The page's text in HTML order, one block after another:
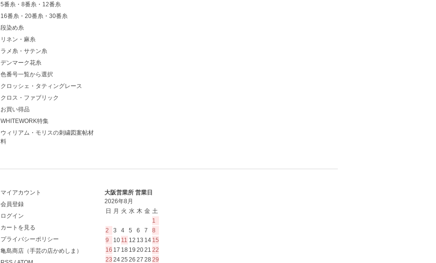
5番糸・8番糸・12番糸
16番糸・20番糸・30番糸
段染め糸
リネン・麻糸
ラメ糸・サテン糸
デンマーク花糸
色番号一覧から選択
クロッシェ・タティングレース
クロス・ファブリック
お買い得品
WHITEWORK特集
ウィリアム・モリスの刺繍図案帖材
料
マイアカウント
会員登録
ログイン
カートを見る
プライバシーポリシー
亀島商店（手芸の店かめしま）
大阪営業所 営業日
2026年8月
日
月 火 水 木 金 土
1
2
3 4 5 6 7
8
9
10 11 12 13 14 15
16 17 18 19 2021 22
23 2425 26 27 28 29